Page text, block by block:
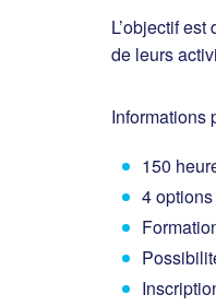
L’objectif
de leurs
Informations
150
4